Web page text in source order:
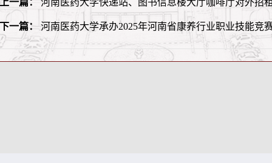
上一篇： 河南医药大学快递站、图书信息楼大厅咖啡厅对外招
下一篇： 河南医药大学承办2025年河南省康养行业职业技能竞